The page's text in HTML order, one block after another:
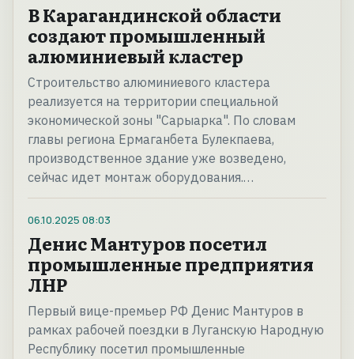
В Карагандинской области
создают промышленный
алюминиевый кластер
Строительство алюминиевого кластера
реализуется на территории специальной
экономической зоны "Сарыарка". По словам
главы региона Ермаганбета Булекпаева,
производственное здание уже возведено,
сейчас идет монтаж оборудования.…
06.10.2025 08:03
Денис Мантуров посетил
промышленные предприятия
ЛНР
Первый вице-премьер РФ Денис Мантуров в
рамках рабочей поездки в Луганскую Народную
Республику посетил промышленные